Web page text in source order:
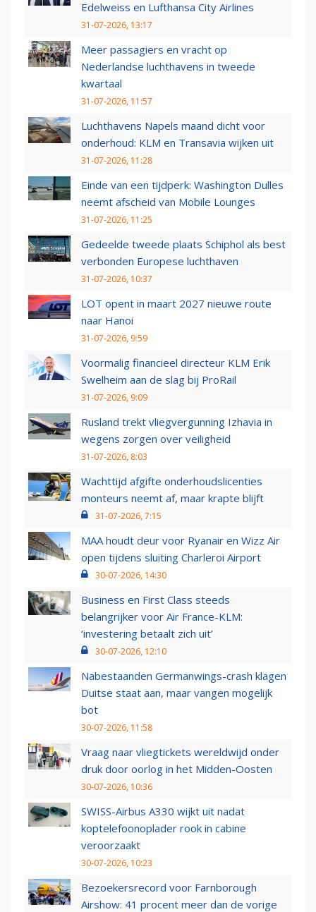
Edelweiss en Lufthansa City Airlines
31-07-2026, 13:17
Meer passagiers en vracht op
Nederlandse luchthavens in tweede
kwartaal
31-07-2026, 11:57
Luchthavens Napels maand dicht voor
onderhoud: KLM en Transavia wijken uit
31-07-2026, 11:28
Einde van een tijdperk: Washington Dulles
neemt afscheid van Mobile Lounges
31-07-2026, 11:25
Gedeelde tweede plaats Schiphol als best
verbonden Europese luchthaven
31-07-2026, 10:37
LOT opent in maart 2027 nieuwe route
naar Hanoi
31-07-2026, 9:59
Voormalig financieel directeur KLM Erik
Swelheim aan de slag bij ProRail
31-07-2026, 9:09
Rusland trekt vliegvergunning Izhavia in
wegens zorgen over veiligheid
31-07-2026, 8:03
Wachttijd afgifte onderhoudslicenties
monteurs neemt af, maar krapte blijft
31-07-2026, 7:15
MAA houdt deur voor Ryanair en Wizz Air
open tijdens sluiting Charleroi Airport
30-07-2026, 14:30
Business en First Class steeds
belangrijker voor Air France-KLM:
‘investering betaalt zich uit’
30-07-2026, 12:10
Nabestaanden Germanwings-crash klagen
Duitse staat aan, maar vangen mogelijk
bot
30-07-2026, 11:58
Vraag naar vliegtickets wereldwijd onder
druk door oorlog in het Midden-Oosten
30-07-2026, 10:36
SWISS-Airbus A330 wijkt uit nadat
koptelefoonoplader rook in cabine
veroorzaakt
30-07-2026, 10:23
Bezoekersrecord voor Farnborough
Airshow: 41 procent meer dan de vorige